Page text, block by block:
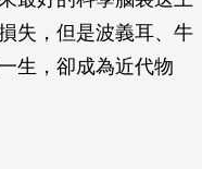
失，但是波義耳、牛
生，卻成為近代物